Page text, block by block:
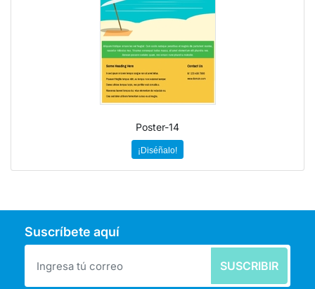
Poster-14
¡Diséñalo!
Suscríbete aquí
SUSCRIBIR